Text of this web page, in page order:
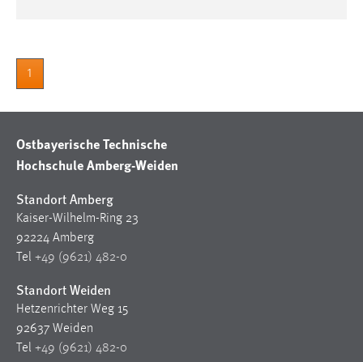
1
Ostbayerische Technische
Hochschule Amberg-Weiden
Standort Amberg
Kaiser-Wilhelm-Ring 23
92224 Amberg
Tel +49 (9621) 482-0
Standort Weiden
Hetzenrichter Weg 15
92637 Weiden
Tel +49 (9621) 482-0
Wird benötigt um die Chatfunktion nutzen zu können.
Cookie Laufzeit:
5e9dbeb1811c0446 = Sitzungslaufzeit, mibew_locale = 3
Jahre, MIBEW_UserID = 1 Jahr
Name:
fe_user, be_user, be_lastLoginProvider
Zweck: